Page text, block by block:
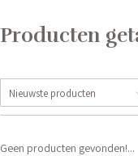
Producten
Nieuwste producten
Geen producten gevonden!...